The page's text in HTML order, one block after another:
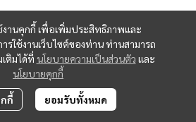
งานคุกกี้ เพื่อเพิ่มประสิทธิภาพและ
ใช้งานเว็บไซต์ของท่าน ท่านสามารถ
ติมได้ที่ นโยบายความเป็นส่วนตัว และ
นโยบายคุกกี้
กี้ ยอมรับทั้งหมด